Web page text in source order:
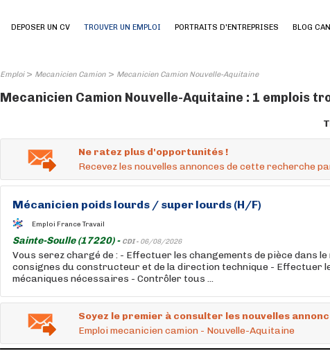
DEPOSER UN CV TROUVER UN EMPLOI PORTRAITS D'ENTREPRISES BLOG
Emploi> Mecanicien Camion > Mecanicien Camion Nouvelle-Aquitaine
Mecanicien Camion Nouvelle-Aquitaine : 1 emplois
Ne ratez plus d'opportunités !
Recevez les nouvelles annonces de cette recherche
Mécanicien poids lourds / super lourds (H/F)
Emploi France Travail
Sainte-Soulle (17220) - CDI - 06/08/2026
Vous serez chargé de : - Effectuer les changements de pièce dans
consignes du constructeur et de la direction technique - Effectuer
mécaniques nécessaires - Contrôler tous ...
Soyez le premier à consulter les nouvelles
Emploi mecanicien camion - Nouvelle-Aquitaine